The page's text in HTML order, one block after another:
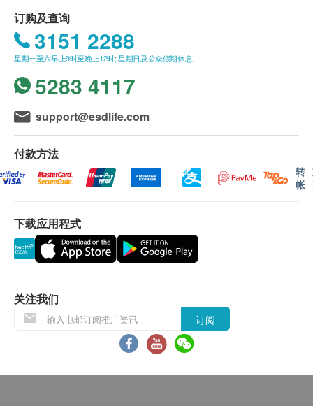
血脂
总胆固醇
高密度胆固醇
总及高密度胆固醇比例
糖尿
白蛋白球蛋白比例
白蛋白
谷丙转氨酶
总胆红素
球蛋白
碱性磷酸酶
精液化验
5% off
HK$890.0 HK$940
颈动脉超声波
HK$1,810.0 HK$1,900
幽门螺旋菌吹气测试
5% off
1,520.0
运动心电图
5% off
HK$3,140.0 HK$3,300
肝脏纤维化扫描是采用瞬时弹性图片VCTETM，是全
球首创无创性的肝脏检验方法，用以评估病人肝脏硬
度。适合患有乙型或丙肝的病患者作定期病情监察之
用。
检验需注意什么？
这是一个快速及无痛的检验过程，需时大约10至15分
钟，个别人士或因肝脏位置或肋间阔窄而稍有不同。
但怀孕女则不建议进行是项检测。
肝脏检测评估：肝脏硬度+ 肝脂肪含量
GPA肝脏脂肪含量
除了肝脏硬度外，扫描检验还能看到什么呢？
它既能检测到肝脏纤维化也能量度脂肪肝的程度，
Fibroscan采用受控衰减参数技术CPA评估肝脏脂肪含
A. 本地及海外客户:
(1) 亲身领取：直接前往中环专科体检中心领取 及 听
取医生讲解报告
自取报告时间 :
星期一至五-上午 9am - 6pm
备注
讲解医疗服务: 电话或会面只提供一次服务
作销毁处理及不会存底，额外索取报告复印需付行
政费(另议)。
客人需自行承担邮寄报告之风险。
保留最后决定权。
所有健康检查/服务并非作为医务诊断或治疗用
订购及查询
3151 2288
星期一至六早上9时至晚上12时; 星期日及公众假期休息
5283 4117
support@esdlife.com
付款方法
转
帐
下载应用程式
关注我们
订阅